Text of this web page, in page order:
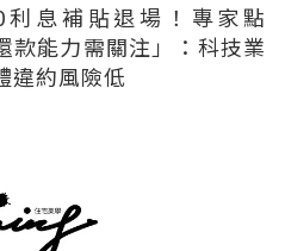
利息補貼退場！專家點
款能力需關注」：科技業
違約風險低